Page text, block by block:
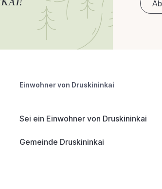
Einwohner von Druskininkai
Sei ein Einwohner von Druskininkai
Gemeinde Druskininkai